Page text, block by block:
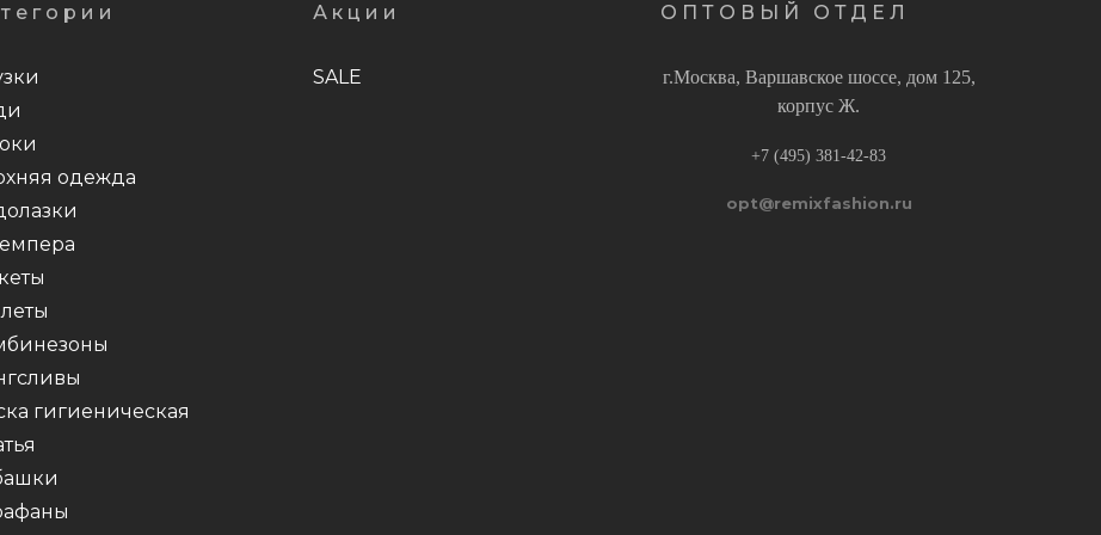
одежда
гигиеническая
Акции
SALE
ОПТОВЫЙ ОТДЕЛ
г.Москва, Варшавское шоссе, дом 125,
корпус Ж.
+7 (495) 381-42-83
opt@remixfashion.ru